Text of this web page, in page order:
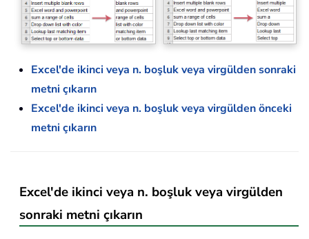
Excel'de ikinci veya n. boşluk veya virgülden sonraki
metni çıkarın
Excel'de ikinci veya n. boşluk veya virgülden önceki
metni çıkarın
Excel'de ikinci veya n. boşluk veya virgülden
sonraki metni çıkarın